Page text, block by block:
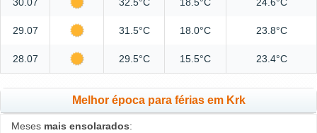
29.07 31.5°C 18.0°C 23.8°C
28.07 29.5°C 15.5°C 23.4°C
Melhor época para férias em Krk
Meses mais ensolarados: